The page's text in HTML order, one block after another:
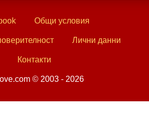
Общи условия
Лични данни
Контакти
© 2003 - 2026